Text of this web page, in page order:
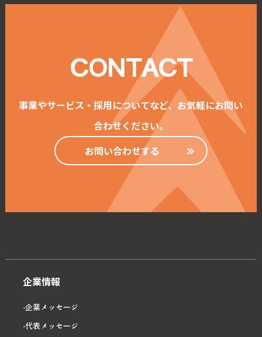
CONTACT
事業やサービス・採用についてなど、お気軽にお問い
合わせください。
お問い合わせする
企業情報
企業メッセージ
代表メッセージ